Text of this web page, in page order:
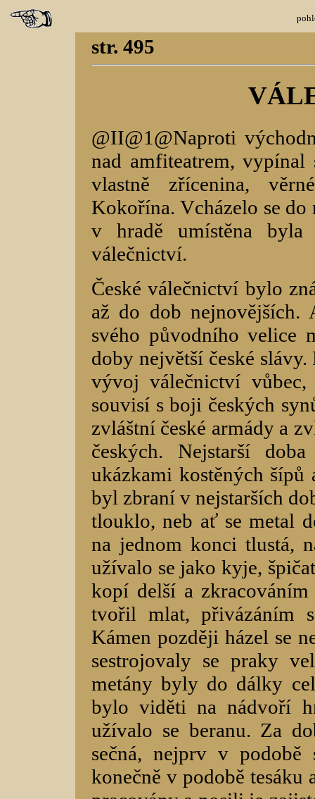
str. 495
@II@1@Naproti
nad amfiteatrem,
vlastně zřícenina,
Kokořína. Vcházelo se do
v hradě umístěna
válečnictví.
České válečnictví bylo
až do dob
svého původního velice
doby největší české
vývoj válečnictví
souvisí s boji českých
zvláštní české armády a
českých. Nejstarší
ukázkami kostěných šípů
byl zbraní v nejstarších
tlouklo, neb ať se metal
na jednom konci tlustá,
užívalo se jako kyje,
kopí delší a
tvořil mlat, přivázáním
Kámen později házel se
sestrojovaly se praky
metány byly do dálky
bylo viděti na nádvoří
užívalo se beranu. Za
sečná, nejprv v
konečně v podobě tesáku